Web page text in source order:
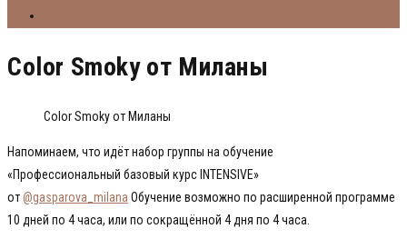
Color Smoky от Миланы
Color Smoky от Миланы
Напоминаем, что идёт набор группы на обучение
«Профессиональный базовый курс INTENSIVE»
от@gasparova_milana Обучение возможно по расширенной программе
10 дней по 4 часа, или по сокращённой 4 дня по 4 часа.